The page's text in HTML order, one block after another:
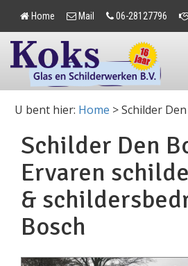
Home Mail 06-28127796
U bent hier: Home >Schilder
Schilder Den
Ervaren
&
Bosch